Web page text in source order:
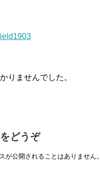
りませんでした。
どうぞ
が公開されることはありません。